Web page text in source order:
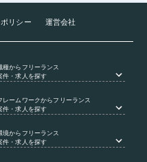
リシー 運営会社
種からフリーランス
件・求人を探す
レームワークからフリーランス
件・求人を探す
境からフリーランス
件・求人を探す